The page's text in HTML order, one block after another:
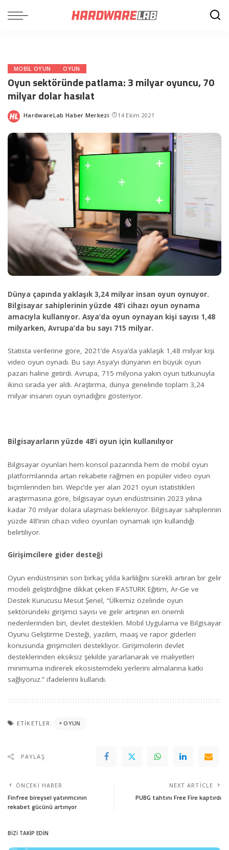
MOBIL OYUN OYUN
Oyun sektöründe patlama: 3 milyar oyuncu, 70
milyar dolar hasılat
Posted
HardwareLab Haber Merkezi 14 Ekim 2021
Dünya çapında yaklaşık 3,24 milyar insan oyun oynuyor.
Bilgisayar sahiplerinin yüzde 48’i cihazı oyun oynama
amacıyla kullanıyor. Asya’da oyun oynayan kişi sayısı 1,48
milyarken, Avrupa’da bu sayı 715 milyar.
Statista verilerine göre, 2021’de Asya’da yaklaşık 1,48 milyar kişi
video oyun oynadı. Bu sayı Asya’yı dünyanın en büyük oyun
pazarı haline getirdi. Avrupa, 715 milyona yakın oyun tutkunuyla
ikinci sırada yer aldı. Araştırma, dünya genelinde toplam 3,24
milyar insanın oyun oynadığını gösteriyor.
Bilgisayarların yüzde 48’i oyun için kullanılıyor
Bilgisayar oyunları hem konsol pazarında hem de mobil oyun
platformlarında artan rekabete rağmen en popüler video oyun
biçimlerinden biri. Wepc’de yer alan 2021 oyun istatistikleri
araştırmasına göre, bilgisayar oyun endüstrisinin 2023 yılına
kadar 70 milyar dolara ulaşması bekleniyor. Bilgisayar sahiplerinin
yüzde 48’inin cihazı video oyunları oynamak için kullandığı
belirtiliyor.
Girişimcilere gider desteği
Oyun endüstrisinin son birkaç yılda karlılığını sürekli artıran bir gelir
modeli geliştirdiğine dikkat çeken IFASTURK Eğitim, Ar-Ge ve
Destek Kurucusu Mesut Şenel, “Ülkemiz özelinde oyun
sektöründeki girişimci sayısı ve gelir artışının en önemli
nedenlerinden biri, devlet destekleri. Mobil Uygulama ve Bilgisayar
Oyunu Geliştirme Desteği, yazılım, maaş ve rapor giderleri
konusunda girişimcileri destekliyor. Girişimcilerin devlet
desteklerinden eksiksiz şekilde yararlanarak ve maliyetleri
minimuma indirerek ekosistemdeki yerlerini almalarına katkı
sağlıyoruz.” ifadelerini kullandı.
ETIKETLER: OYUN
PAYLAŞ
ÖNCEKI HABER
Finfree bireysel yatırımcının
rekabet gücünü artırıyor
NEXT ARTICLE
PUBG tahtını Free Fire kaptırdı
BİZİ TAKİP EDİN